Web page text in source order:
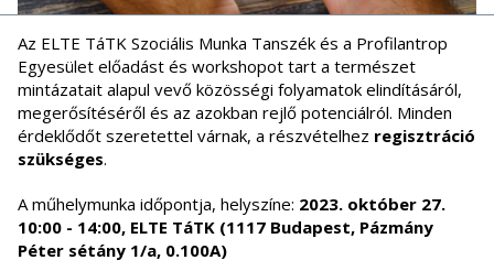
Az ELTE TáTK Szociális Munka Tanszék és a Profilantrop
Egyesület előadást és workshopot tart a természet
mintázatait alapul vevő közösségi folyamatok elindításáról,
megerősítéséről és az azokban rejlő potenciálról. Minden
érdeklődőt szeretettel várnak, a részvételhez regisztráció
szükséges.
A műhelymunka időpontja, helyszíne: 2023. október 27.
10:00 - 14:00, ELTE TáTK (1117 Budapest, Pázmány
Péter sétány 1/a, 0.100A)